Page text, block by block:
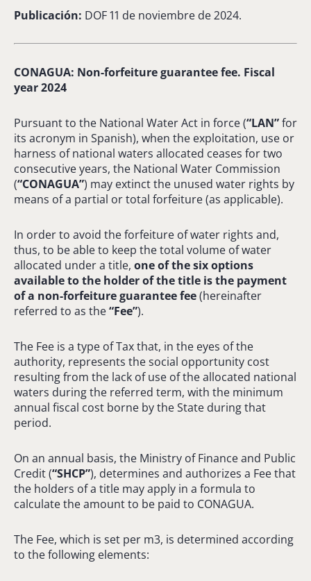
Publicación: DOF 11 de noviembre de 2024.
CONAGUA: Non-forfeiture guarantee fee. Fiscal
year 2024
Pursuant to the National Water Act in force (“LAN”for
its acronym in Spanish), when the exploitation, use or
harness of national waters allocated ceases for two
consecutive years, the National Water Commission
(“CONAGUA”) may extinct the unused water rights by
means of a partial or total forfeiture (as applicable).
In order to avoid the forfeiture of water rights and,
thus, to be able to keep the total volume of water
allocated under a title, one of the six options
available to the holder of the title is the payment
of a non-forfeiture guarantee fee(hereinafter
referred to as the“Fee”).
The Fee is a type of Tax that, in the eyes of the
authority, represents the social opportunity cost
resulting from the lack of use of the allocated national
waters during the referred term, with the minimum
annual fiscal cost borne by the State during that
period.
On an annual basis, the Ministry of Finance and Public
Credit (“SHCP”), determines and authorizes a Fee that
the holders of a title may apply in a formula to
calculate the amount to be paid to CONAGUA.
The Fee, which is set per m3, is determined according
to the following elements: